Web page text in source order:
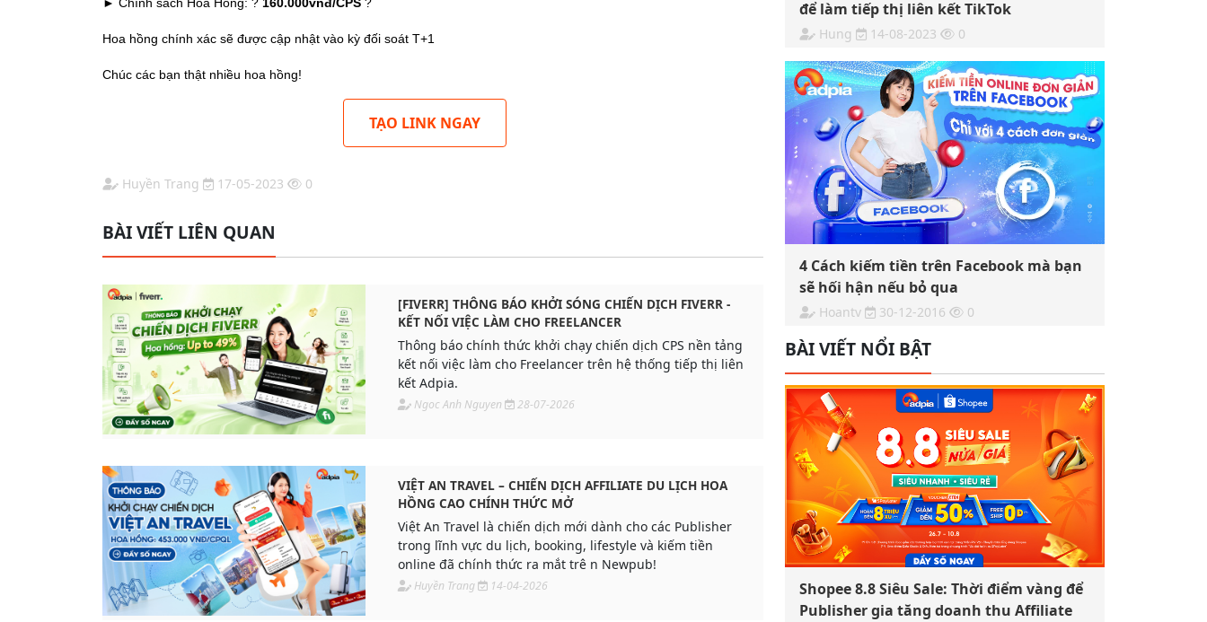
Hoa hồng chính xác sẽ được cập nhật vào kỳ đối soát T+1
Chúc các bạn thật nhiều hoa hồng!
TẠO LINK NGAY
Huyền Trang 17-05-2023 0
BÀI VIẾT LIÊN QUAN
[FIVERR] THÔNG BÁO KHỞI SÓNG CHIẾN DỊCH FIVERR -
KẾT NỐI VIỆC LÀM CHO FREELANCER
Thông báo chính thức khởi chạy chiến dịch CPS nền tảng
kết nối việc làm cho Freelancer trên hệ thống tiếp thị liên
kết Adpia.
Ngoc Anh Nguyen 28-07-2026
VIỆT AN TRAVEL – CHIẾN DỊCH AFFILIATE DU LỊCH HOA
HỒNG CAO CHÍNH THỨC MỞ
Việt An Travel là chiến dịch mới dành cho các Publisher
trong lĩnh vực du lịch, booking, lifestyle và kiếm tiền
online đã chính thức ra mắt trê n Newpub!
Huyền Trang 14-04-2026
để làm tiếp thị liên kết TikTok
Hung 14-08-2023 0
4 Cách kiếm tiền trên Facebook mà bạn
sẽ hối hận nếu bỏ qua
Hoantv 30-12-2016 0
BÀI VIẾT NỔI BẬT
Shopee 8.8 Siêu Sale: Thời điểm vàng để
Publisher gia tăng doanh thu Affiliate